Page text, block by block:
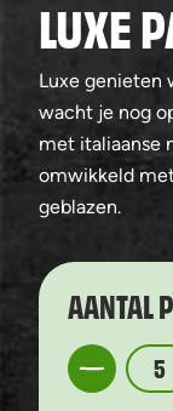
LUXE
Luxe genieten
wacht je nog
met italiaanse
omwikkeld
geblazen.
AANTAL
Aantal